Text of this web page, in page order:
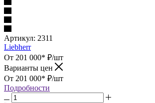
Артикул: 2311
Liebherr
От 201 000* ₽/шт
Варианты цен
От 201 000* ₽/шт
Подробности